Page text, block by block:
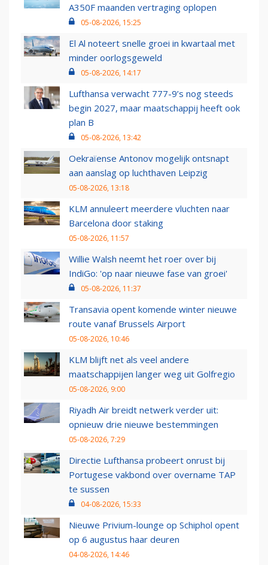
A350F maanden vertraging oplopen
05-08-2026, 15:25
El Al noteert snelle groei in kwartaal met
minder oorlogsgeweld
05-08-2026, 14:17
Lufthansa verwacht 777-9’s nog steeds
begin 2027, maar maatschappij heeft ook
plan B
05-08-2026, 13:42
Oekraïense Antonov mogelijk ontsnapt
aan aanslag op luchthaven Leipzig
05-08-2026, 13:18
KLM annuleert meerdere vluchten naar
Barcelona door staking
05-08-2026, 11:57
Willie Walsh neemt het roer over bij
IndiGo: 'op naar nieuwe fase van groei'
05-08-2026, 11:37
Transavia opent komende winter nieuwe
route vanaf Brussels Airport
05-08-2026, 10:46
KLM blijft net als veel andere
maatschappijen langer weg uit Golfregio
05-08-2026, 9:00
Riyadh Air breidt netwerk verder uit:
opnieuw drie nieuwe bestemmingen
05-08-2026, 7:29
Directie Lufthansa probeert onrust bij
Portugese vakbond over overname TAP
te sussen
04-08-2026, 15:33
Nieuwe Privium-lounge op Schiphol opent
op 6 augustus haar deuren
04-08-2026, 14:46